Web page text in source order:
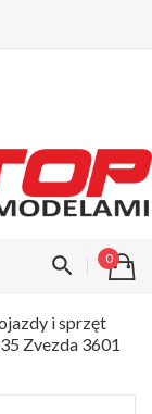
0
i sprzęt
Zvezda 3601